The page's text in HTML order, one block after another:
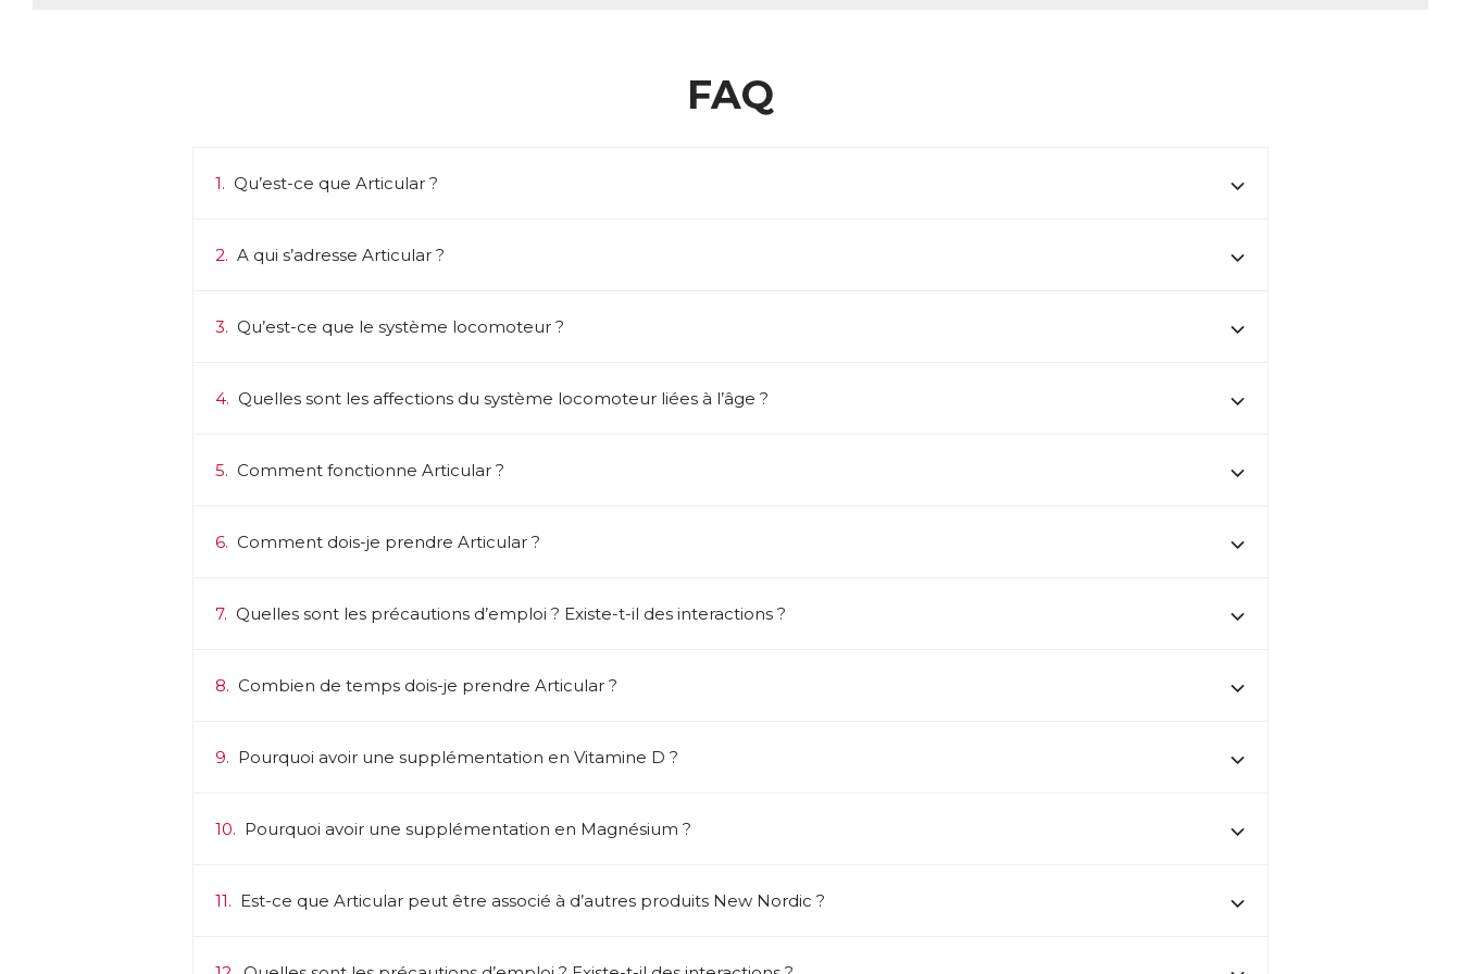
FAQ
1. Qu’est-ce que Articular ?
2. A qui s’adresse Articular ?
3. Qu’est-ce que le système locomoteur ?
4. Quelles sont les affections du système locomoteur liées à l’âge ?
5. Comment fonctionne Articular ?
6. Comment dois-je prendre Articular ?
7. Quelles sont les précautions d’emploi ? Existe-t-il des interactions ?
8. Combien de temps dois-je prendre Articular ?
9. Pourquoi avoir une supplémentation en Vitamine D ?
10. Pourquoi avoir une supplémentation en Magnésium ?
11. Est-ce que Articular peut être associé à d’autres produits New Nordic ?